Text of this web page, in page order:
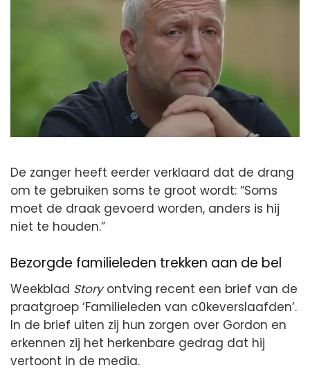
De zanger heeft eerder verklaard dat de drang
om te gebruiken soms te groot wordt: “Soms
moet de draak gevoerd worden, anders is hij
niet te houden.”
Bezorgde familieleden trekken aan de bel
Weekblad Storyontving recent een brief van de
praatgroep ‘Familieleden van c0keverslaafden’.
In de brief uiten zij hun zorgen over Gordon en
erkennen zij het herkenbare gedrag dat hij
vertoont in de media.